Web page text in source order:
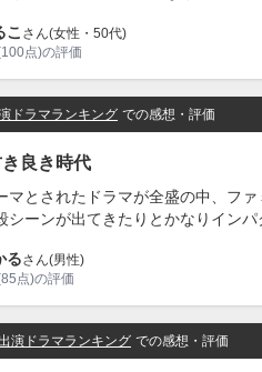
こ さん(女性・50代)
点)の評価
ドラマランキング での感想・評価
良き時代
マとされたドラマが全盛の中、フ
シーンが出てきたりとかなりインパ
るさん(男性)
点)の評価
演ドラマランキング での感想・評価